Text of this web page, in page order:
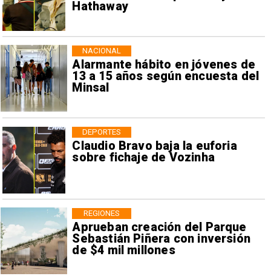
Hathaway
Alarmante hábito en jóvenes de
13 a 15 años según encuesta del
Minsal
NACIONAL
Claudio Bravo baja la euforia
sobre fichaje de Vozinha
DEPORTES
Aprueban creación del Parque
Sebastián Piñera con inversión
de $4 mil millones
REGIONES